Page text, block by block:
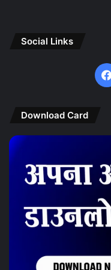
Social Links
Download Card